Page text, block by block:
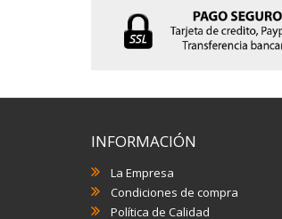
INFORMACIÓN
La Empresa
Condiciones de compra
Política de Calidad